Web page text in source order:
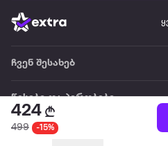
424
499 -15%
ჩვენ შესახებ
წესები და პირობები
პარტნიორებისთვის